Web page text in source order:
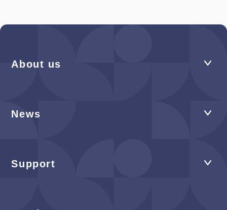
About us
News
Support